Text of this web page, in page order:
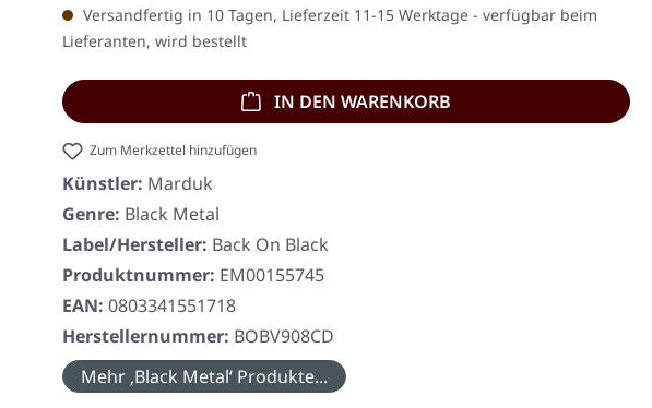
Versandfertig in 10 Tagen, Lieferzeit 11-15 Werktage - verfügbar beim
Lieferanten, wird bestellt
IN DEN WARENKORB
Zum Merkzettel hinzufügen
Künstler: Marduk
Genre: Black Metal
Label/Hersteller: Back On Black
Produktnummer: EM00155745
EAN: 0803341551718
Herstellernummer: BOBV908CD
Mehr ‚Black Metal‘ Produkte...